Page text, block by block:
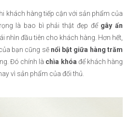
khách hàng tiếp cận với sản phẩm của
là bao bì phải thật đẹp để gây ấn
nhìn đầu tiên cho khách hàng. Hơn hết,
bạn cũng sẽ nổi bật giữa hàng trăm
Đó chính là chìa khóa để khách hàng
vì sản phẩm của đối thủ.